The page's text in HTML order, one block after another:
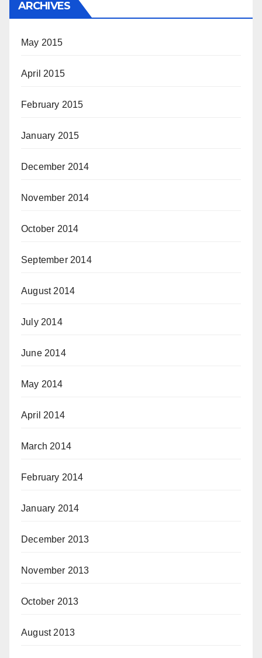
ARCHIVES
May 2015
April 2015
February 2015
January 2015
December 2014
November 2014
October 2014
September 2014
August 2014
July 2014
June 2014
May 2014
April 2014
March 2014
February 2014
January 2014
December 2013
November 2013
October 2013
August 2013